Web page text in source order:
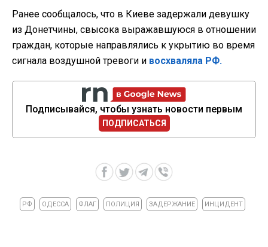
Ранее сообщалось, что в Киеве задержали девушку
из Донетчины, свысока выражавшуюся в отношении
граждан, которые направлялись к укрытию во время
сигнала воздушной тревоги и восхваляла РФ.
Подписывайся, чтобы узнать новости первым
ПОДПИСАТЬСЯ
РФ ОДЕССА ФЛАГ ПОЛИЦИЯ ЗАДЕРЖАНИЕ ИНЦИДЕНТ